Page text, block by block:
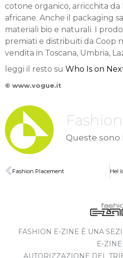
cotone organico, arricchita da
africane. Anche il packaging
materiali bio e naturali. I
premiati e distribuiti da Coop
vendita in Toscana, Umbria,
leggi il resto su Who Is on
© www.vogue.it
Queste
Fashion Placement
FASHION E-ZINE È UNA
E-ZINE
AUTORIZZAZIONE DEL